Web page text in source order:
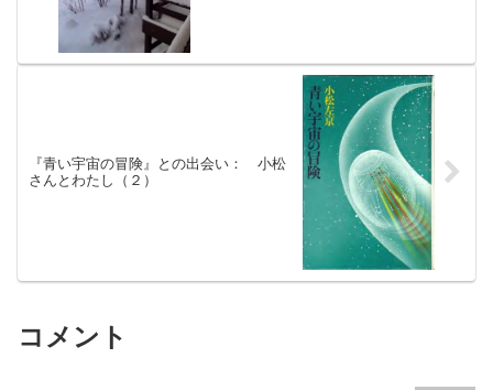
『青い宇宙の冒険』との出会い： 小松
さんとわたし（２）
コメント